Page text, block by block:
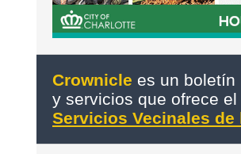
Crownicle es un boletín
y servicios que ofrece
Servicios Vecinales